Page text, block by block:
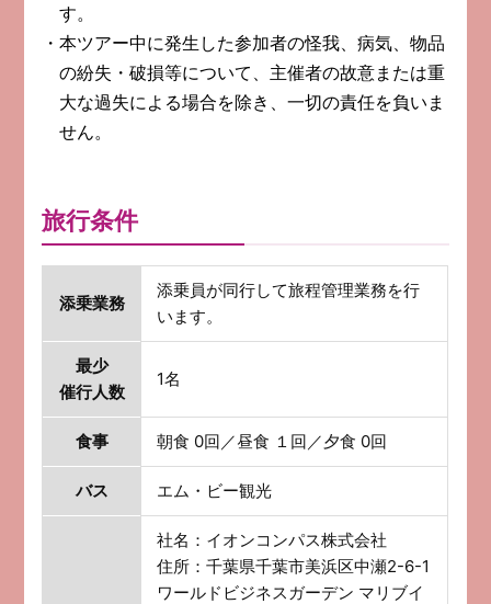
す。
本ツアー中に発生した参加者の怪我、病気、物品
の紛失・破損等について、主催者の故意または重
大な過失による場合を除き、一切の責任を負いま
せん。
旅行条件
添乗業務
添乗員が同行して旅程管理業務を行
います。
最少
催行人数
1名
食事 朝食 0回／昼食 １回／夕食 0回
バス エム・ビー観光
社名：イオンコンパス株式会社
住所：千葉県千葉市美浜区中瀬2-6-1
ワールドビジネスガーデン マリブイ